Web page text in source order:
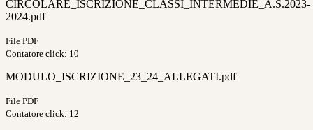
CIRCOLARE_ISCRIZIONE_CLASSI_INTERMEDIE_A.S.2023-
2024.pdf
File PDF
Contatore click: 10
MODULO_ISCRIZIONE_23_24_ALLEGATI.pdf
File PDF
Contatore click: 12